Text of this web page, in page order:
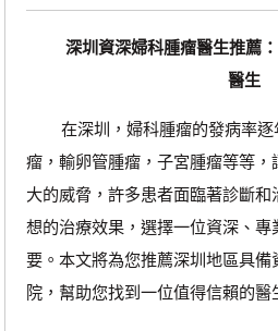
深圳資深婦科腫瘤醫生推薦
醫生
在深圳，婦科腫瘤的發病率逐
瘤，輸卵管腫瘤，子宮腫瘤等等
大的威脅，許多患者面臨著診斷
想的治療效果，選擇一位資深、
要。本文將為您推薦深圳地區具備
院，幫助您找到一位值得信賴的醫